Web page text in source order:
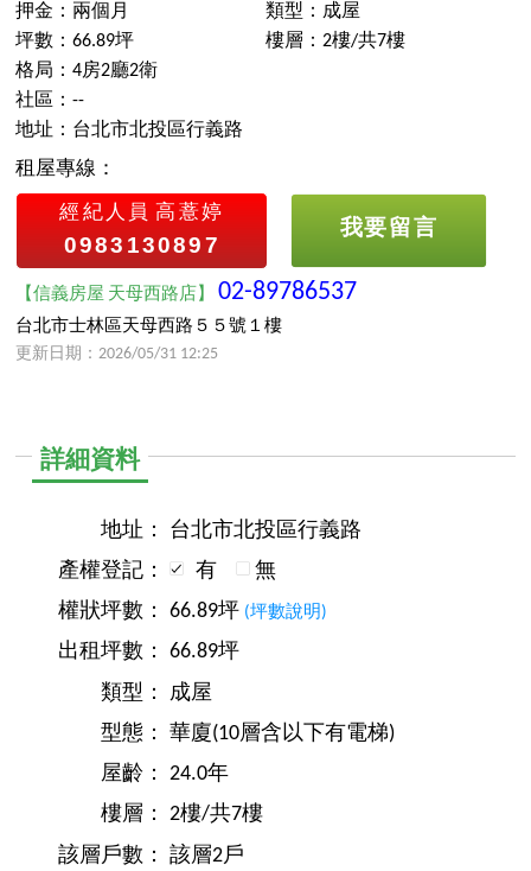
押金：兩個月
坪數：66.89坪
類型：成屋
樓層：2樓/共7樓
格局：4房2廳2衛
社區：--
地址：台北市北投區行義路
租屋專線：
經紀人員 高薏婷
0983130897
我要留言
【信義房屋 天母西路店】02-89786537
台北市士林區天母西路５５號１樓
更新日期：2026/05/31 12:25
詳細資料
地址：
台北市北投區行義路
產權登記：
有
無
權狀坪數：
66.89坪 (坪數說明)
出租坪數：
66.89坪
類型：
成屋
型態：
華廈(10層含以下有電梯)
屋齡：
24.0年
樓層：
2樓/共7樓
該層戶數：
該層2戶